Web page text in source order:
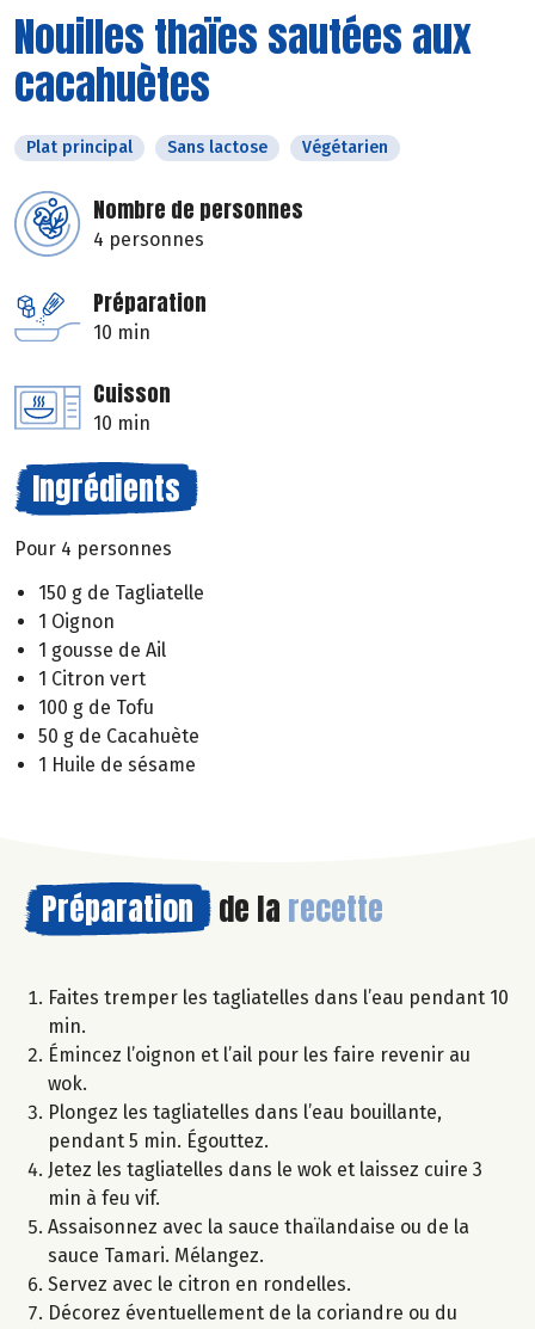
Nouilles thaïes sautées aux
cacahuètes
Plat principal Sans lactose Végétarien
Nombre de personnes
4 personnes
Préparation
10 min
Cuisson
10 min
Ingrédients
Pour 4 personnes
150 g de Tagliatelle
1 Oignon
1 gousse de Ail
1 Citron vert
100 g de Tofu
50 g de Cacahuète
1 Huile de sésame
Préparation de la recette
Faites tremper les tagliatelles dans l’eau pendant 10
min.
Émincez l’oignon et l’ail pour les faire revenir au
wok.
Plongez les tagliatelles dans l’eau bouillante,
pendant 5 min. Égouttez.
Jetez les tagliatelles dans le wok et laissez cuire 3
min à feu vif.
Assaisonnez avec la sauce thaïlandaise ou de la
sauce Tamari. Mélangez.
Servez avec le citron en rondelles.
Décorez éventuellement de la coriandre ou du